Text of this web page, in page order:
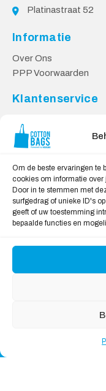
Om de beste ervaringen te
cookies om informatie over
Door in te stemmen met
surfgedrag of unieke ID's
geeft of uw toestemming
bepaalde functies en
Platinastraat 52
Informatie
Over Ons
PPP Voorwaarden
Klantenservice
Privacy Voorwaarden
Levering en
Veilig Shoppen
Mijn account
Winkelwagen
Wij Accepteren:
Copyright ©